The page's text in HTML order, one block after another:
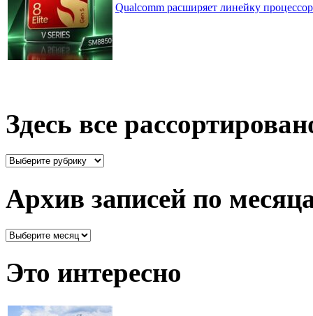
Qualcomm расширяет линейку
Здесь все
Здесь
Архив записей по
Архив
месяцам
Это интересно